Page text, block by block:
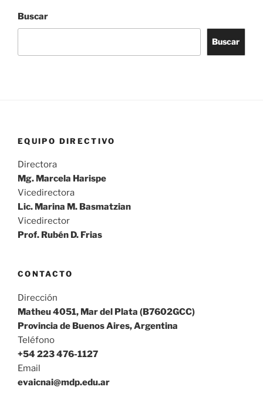
Buscar
Buscar
EQUIPO DIRECTIVO
Directora
Mg. Marcela Harispe
Vicedirectora
Lic. Marina M. Basmatzian
Vicedirector
Prof. Rubén D. Frias
CONTACTO
Dirección
Matheu 4051, Mar del Plata (B7602GCC)
Provincia de Buenos Aires, Argentina
Teléfono
+54 223 476-1127
Email
evaicnai@mdp.edu.ar